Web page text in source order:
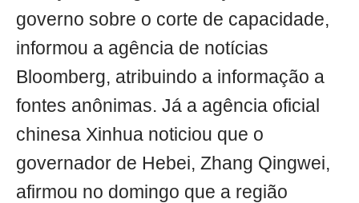
governo sobre o corte de capacidade,
informou a agência de notícias
Bloomberg, atribuindo a informação a
fontes anônimas. Já a agência oficial
chinesa Xinhua noticiou que o
governador de Hebei, Zhang Qingwei,
afirmou no domingo que a região